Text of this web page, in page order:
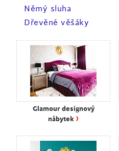
Němý sluha
Dřevěné věšáky
Glamour designový
nábytek ›